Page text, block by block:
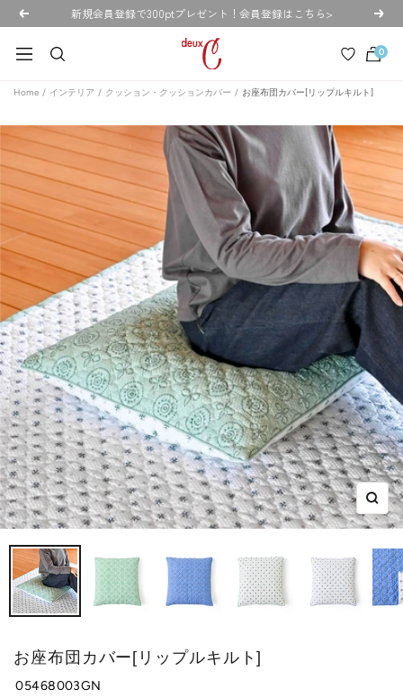
ン
ス
キ
ッ
プ
戻
新規会員登録で300ptプレゼント！会員登録はこちら>
次
ナ
ゲ
ー
シ
ョ
ン
deux
ド
セ
ー
公
式
オ
ラ
イ
ン
ス
ト
ア
0
Home インテリア クッション・クッションカバー お座布団カバー[リップルキルト]
ズ
ー
ム
イ
ン
お座布団カバー[リップルキルト]
05468003GN